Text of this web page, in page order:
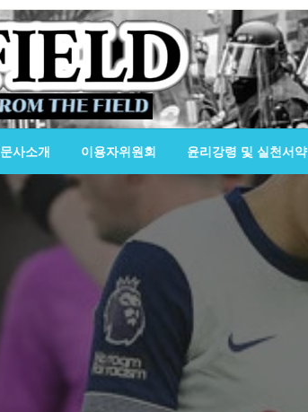
사소개 이용자위원회 윤리강령 및 실천서약